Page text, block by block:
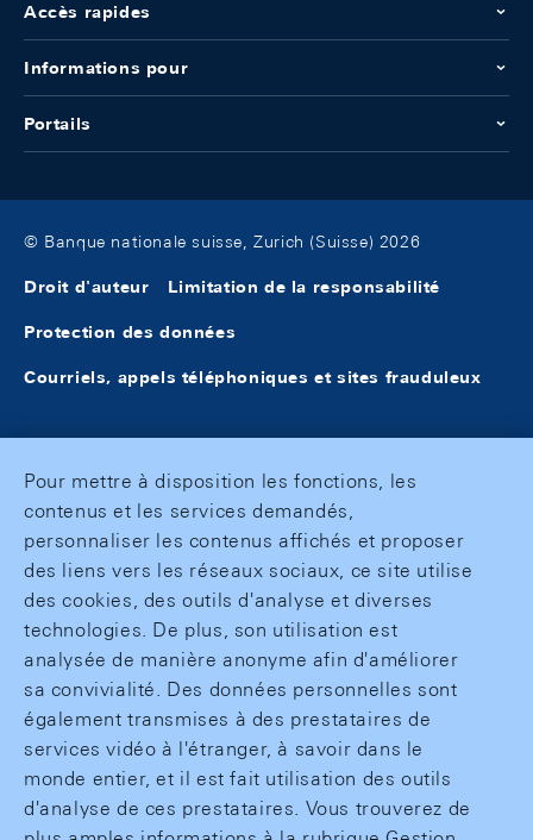
Accès rapides
Informations pour
Portails
© Banque nationale suisse, Zurich (Suisse) 2026
Droit d'auteur Limitation de la responsabilité
Protection des données
Courriels, appels téléphoniques et sites frauduleux
Pour mettre à disposition les fonctions, les
contenus et les services demandés,
personnaliser les contenus affichés et proposer
des liens vers les réseaux sociaux, ce site utilise
des cookies, des outils d'analyse et diverses
technologies. De plus, son utilisation est
analysée de manière anonyme afin d'améliorer
sa convivialité. Des données personnelles sont
également transmises à des prestataires de
services vidéo à l'étranger, à savoir dans le
monde entier, et il est fait utilisation des outils
d'analyse de ces prestataires. Vous trouverez de